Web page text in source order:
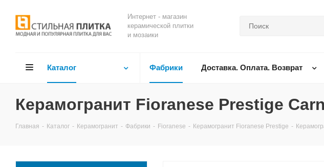
Интернет - магазин
керамической плитки
и мозаики
Каталог Фабрики Доставка. Оплата. Возврат
Керамогранит Fioranese Prestige
Главная - Каталог - Керамогранит - Фабрики - Fioranese - Керамогранит Fioranese Prestige -